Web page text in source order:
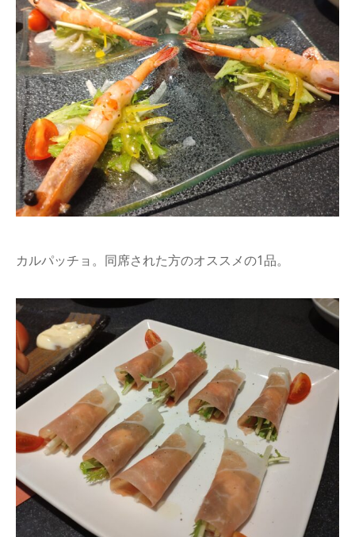
カルパッチョ。同席された方のオススメの1品。